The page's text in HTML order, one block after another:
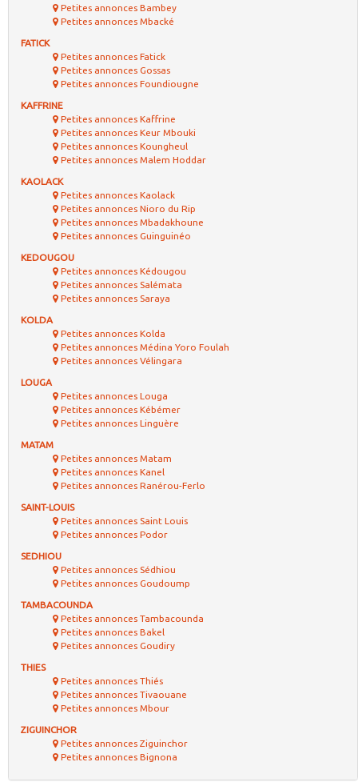
Petites annonces Bambey
Petites annonces Mbacké
FATICK
Petites annonces Fatick
Petites annonces Gossas
Petites annonces Foundiougne
KAFFRINE
Petites annonces Kaffrine
Petites annonces Keur Mbouki
Petites annonces Koungheul
Petites annonces Malem Hoddar
KAOLACK
Petites annonces Kaolack
Petites annonces Nioro du Rip
Petites annonces Mbadakhoune
Petites annonces Guinguinéo
KEDOUGOU
Petites annonces Kédougou
Petites annonces Salémata
Petites annonces Saraya
KOLDA
Petites annonces Kolda
Petites annonces Médina Yoro Foulah
Petites annonces Vélingara
LOUGA
Petites annonces Louga
Petites annonces Kébémer
Petites annonces Linguère
MATAM
Petites annonces Matam
Petites annonces Kanel
Petites annonces Ranérou-Ferlo
SAINT-LOUIS
Petites annonces Saint Louis
Petites annonces Podor
SEDHIOU
Petites annonces Sédhiou
Petites annonces Goudoump
TAMBACOUNDA
Petites annonces Tambacounda
Petites annonces Bakel
Petites annonces Goudiry
THIES
Petites annonces Thiés
Petites annonces Tivaouane
Petites annonces Mbour
ZIGUINCHOR
Petites annonces Ziguinchor
Petites annonces Bignona